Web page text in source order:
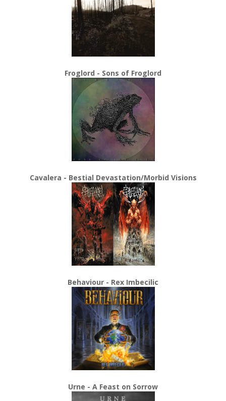
Froglord - Sons of Froglord
Cavalera - Bestial Devastation/Morbid Visions
Behaviour - Rex Imbecilic
Urne - A Feast on Sorrow